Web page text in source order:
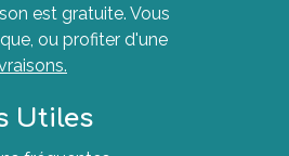
est gratuite. Vous
ou profiter d'une
Utiles